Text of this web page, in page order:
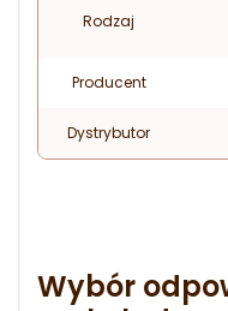
Rodzaj
Producent
Dystrybutor
Wybór